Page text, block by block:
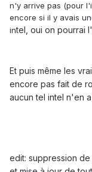
n'y arrive pas (pour
encore si il y avais
intel, oui on pourrai
Et puis même les
encore pas fait de
aucun tel intel n'en
edit: suppression